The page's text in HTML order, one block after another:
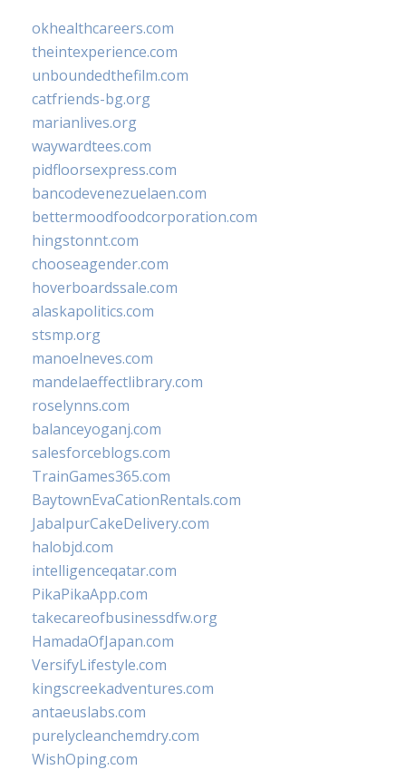
okhealthcareers.com
theintexperience.com
unboundedthefilm.com
catfriends-bg.org
marianlives.org
waywardtees.com
pidfloorsexpress.com
bancodevenezuelaen.com
bettermoodfoodcorporation.com
hingstonnt.com
chooseagender.com
hoverboardssale.com
alaskapolitics.com
stsmp.org
manoelneves.com
mandelaeffectlibrary.com
roselynns.com
balanceyoganj.com
salesforceblogs.com
TrainGames365.com
BaytownEvaCationRentals.com
JabalpurCakeDelivery.com
halobjd.com
intelligenceqatar.com
PikaPikaApp.com
takecareofbusinessdfw.org
HamadaOfJapan.com
VersifyLifestyle.com
kingscreekadventures.com
antaeuslabs.com
purelycleanchemdry.com
WishOping.com